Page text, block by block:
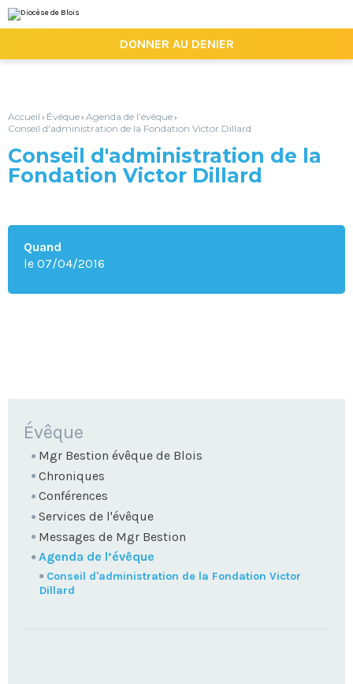
au
contenu.
la
personnels
DONNER AU DENIER
Accueil › Évêque› Agenda de l’évêque›
Conseil d'administration de la Fondation Victor Dillard
Conseil d'administration de la
Fondation Victor Dillard
Quand
le 07/04/2016
NAVIGATION
Évêque
Mgr Bestion évêque de Blois
Chroniques
Conférences
Services de l'évêque
Messages de Mgr Bestion
Agenda de l’évêque
Conseil d'administration de la Fondation Victor
Dillard